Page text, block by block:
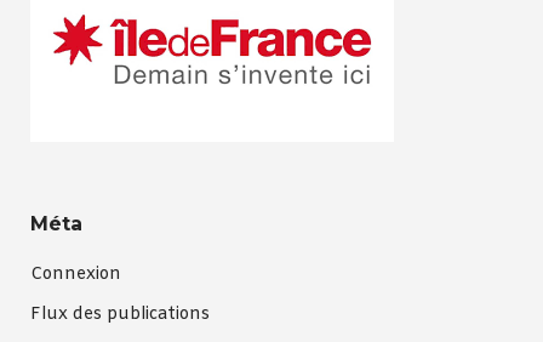
Méta
Connexion
Flux des publications